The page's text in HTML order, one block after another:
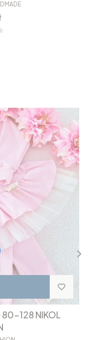
128 NIKOL